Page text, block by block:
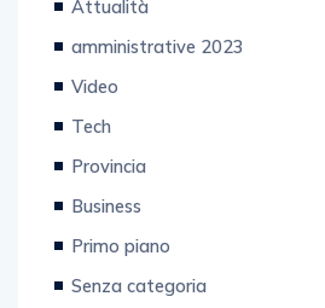
Attualità
amministrative 2023
Video
Tech
Provincia
Business
Primo piano
Senza categoria